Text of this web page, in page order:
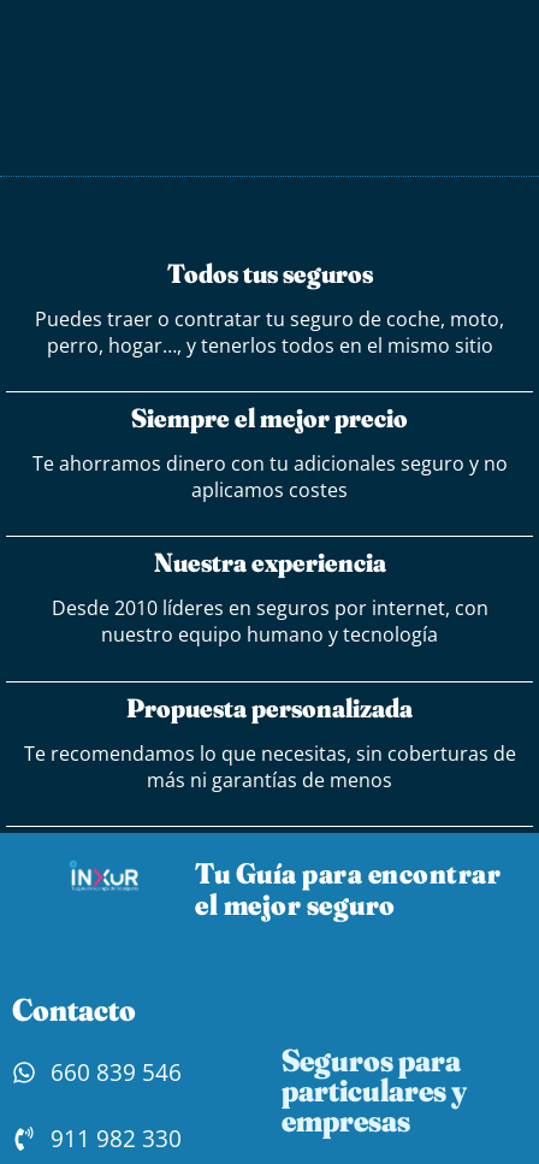
Todos tus seguros
Puedes traer o contratar tu seguro de coche, moto,
perro, hogar…, y tenerlos todos en el mismo sitio
Siempre el mejor precio
Te ahorramos dinero con tu adicionales seguro y no
aplicamos costes
Nuestra experiencia
Desde 2010 líderes en seguros por internet, con
nuestro equipo humano y tecnología
Propuesta personalizada
Te recomendamos lo que necesitas, sin coberturas de
más ni garantías de menos
Tu Guía para encontrar
el mejor seguro
Contacto
660 839 546
911 982 330
Seguros para
particulares y
empresas